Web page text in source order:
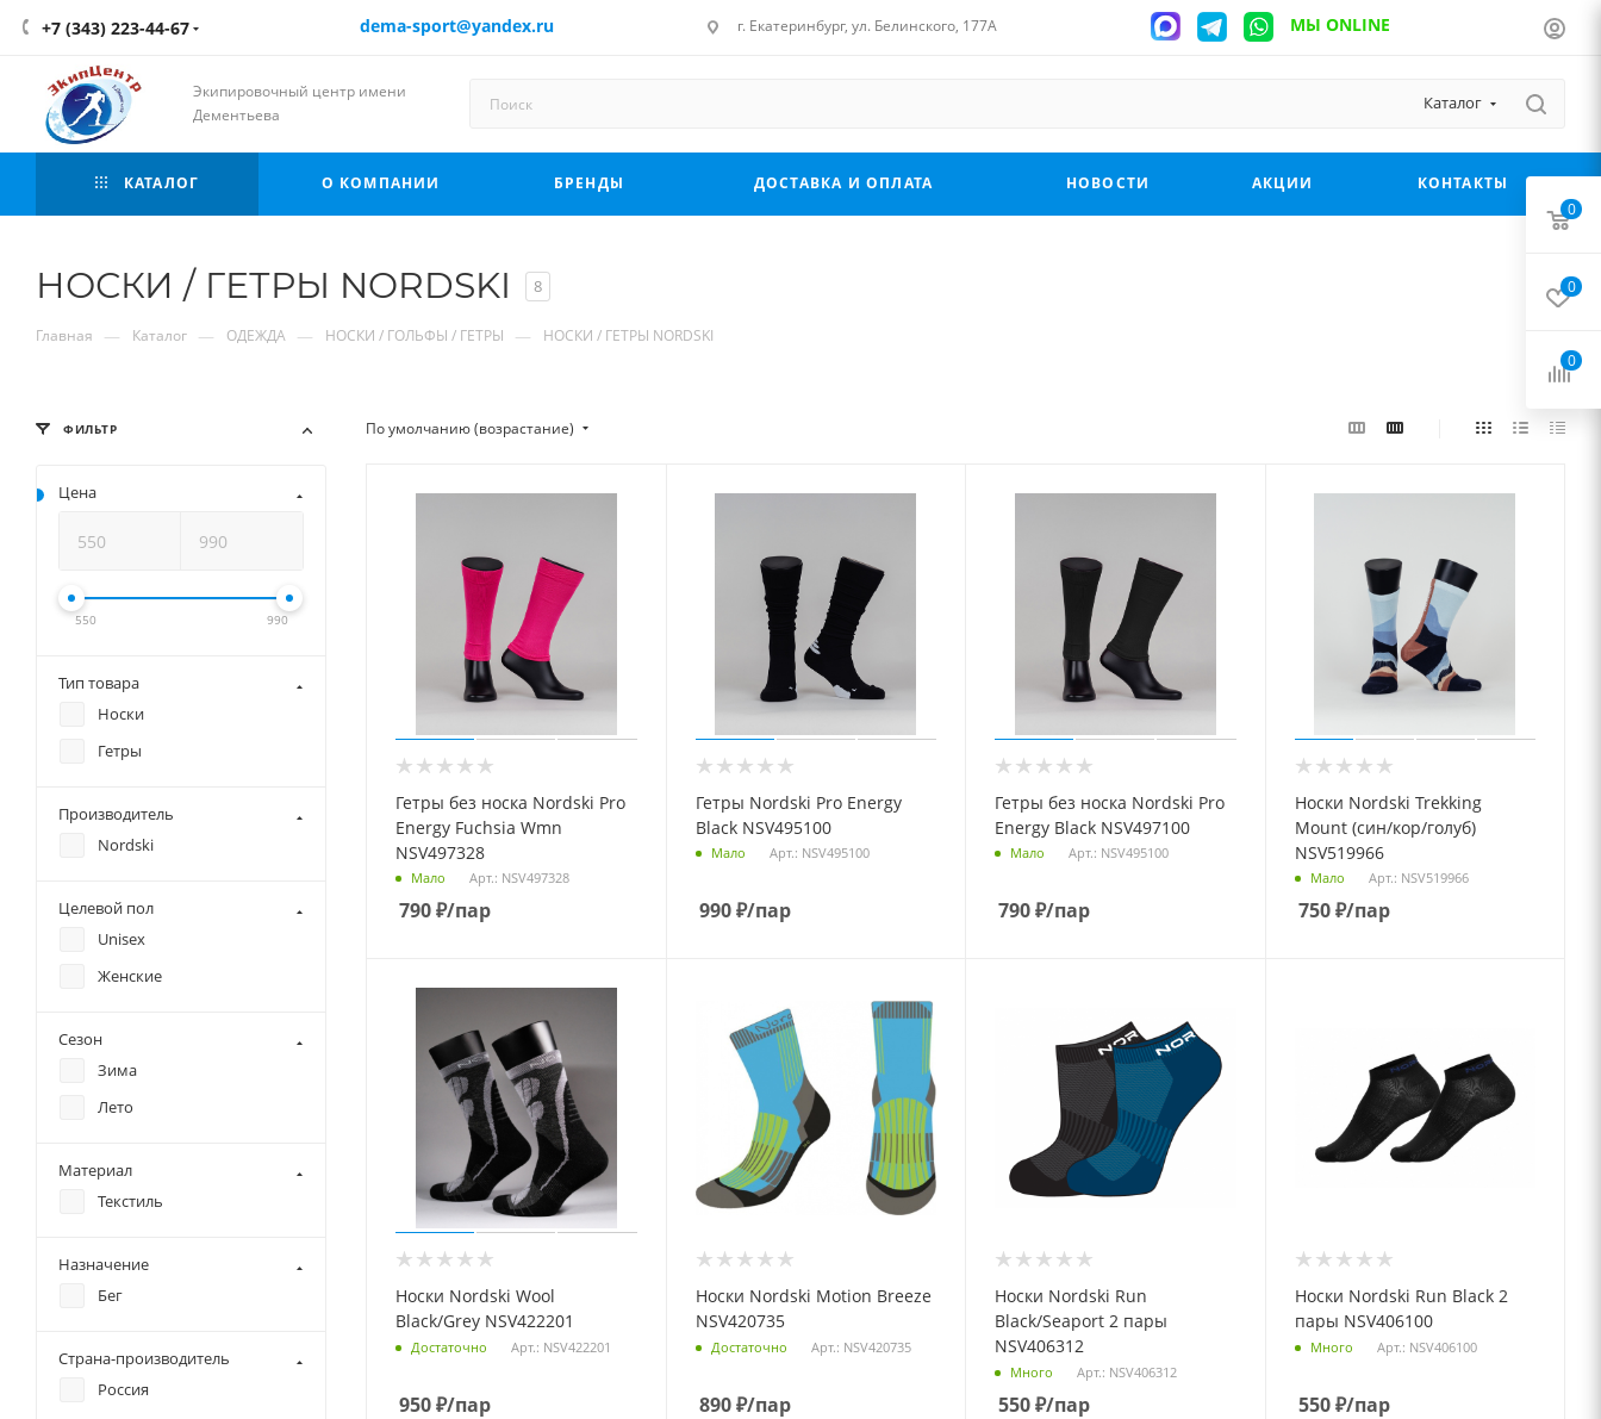
+7 (343) 223-44-67 dema-sport@yandex.ru г. Екатеринбург, ул. Белинского, 177А МЫ ONLINE
Экипировочный центр имени
Дементьева
Каталог
КАТАЛОГ О КОМПАНИИ БРЕНДЫ ДОСТАВКА И ОПЛАТА НОВОСТИ АКЦИИ КОНТАКТЫ
НОСКИ / ГЕТРЫ NORDSKI 8
Главная — Каталог — ОДЕЖДА — НОСКИ / ГОЛЬФЫ / ГЕТРЫ — НОСКИ / ГЕТРЫ NORDSKI
По умолчанию (возрастание)
Гетры без носка Nordski Pro
Energy Fuchsia Wmn
NSV497328
Мало Арт.: NSV497328
790₽/пар
Гетры Nordski Pro Energy
Black NSV495100
Мало Арт.: NSV495100
990₽/пар
Гетры без носка Nordski Pro
Energy Black NSV497100
Мало Арт.: NSV495100
790₽/пар
Носки Nordski Trekking
Mount (син/кор/голуб)
NSV519966
Мало Арт.: NSV519966
750₽/пар
Носки Nordski Wool
Black/Grey NSV422201
Достаточно Арт.: NSV422201
950₽/пар
Носки Nordski Motion Breeze
NSV420735
Достаточно Арт.: NSV420735
890₽/пар
Носки Nordski Run
Black/Seaport 2 пары
NSV406312
Много Арт.: NSV406312
550₽/пар
Носки Nordski Run Black 2
пары NSV406100
Много Арт.: NSV406100
550₽/пар
ФИЛЬТР
Цена
550 990
Тип товара
Носки
Гетры
Производитель
Nordski
Целевой пол
Unisex
Женские
Сезон
Зима
Лето
Материал
Текстиль
Назначение
Бег
Страна-производитель
Россия
0
0
0